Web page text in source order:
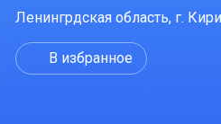
Ленингрдская область, г.
В избранное